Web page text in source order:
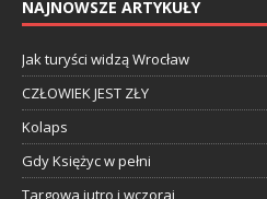
NAJNOWSZE ARTYKUŁY
Jak turyści widzą Wrocław
CZŁOWIEK JEST ZŁY
Kolaps
Gdy Księżyc w pełni
Targowa jutro i wczoraj